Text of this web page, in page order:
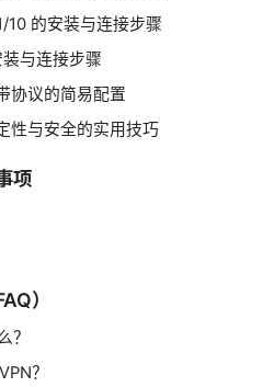
10 的安装与连接步骤
与连接步骤
协议的简易配置
性与安全的实用技巧
项
）
？
？